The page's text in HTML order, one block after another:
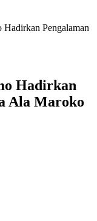
Pengalaman
Hadirkan
Ala Maroko